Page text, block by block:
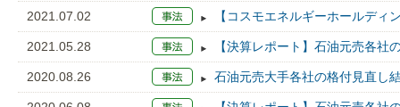
2021.07.02 【コスモエネルギーホールディ
2021.05.28 【決算レポート】石油元売各社
2020.08.26 石油元売大手各社の格付見直し